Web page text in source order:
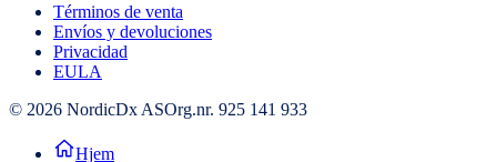
Términos de venta
Envíos y devoluciones
Privacidad
EULA
© 2026 NordicDx ASOrg.nr. 925 141 933
Hjem